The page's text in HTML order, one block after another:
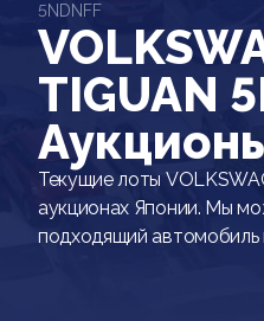
5NDNFF
TIGUAN
Текущие лоты
аукционах Японии. Мы
подходящий